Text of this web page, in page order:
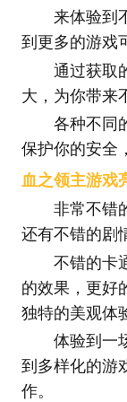
来体验到
到更多的游戏
通过获取
大，为你带来
各种不同
保护你的安全
血之领主游戏
非常不错
还有不错的剧
不错的卡
的效果，更好
独特的美观体
体验到一
到多样化的游
作。